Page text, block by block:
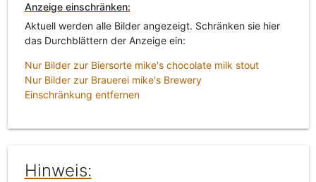
Anzeige einschränken:
Aktuell werden alle Bilder angezeigt. Schränken sie hier
das Durchblättern der Anzeige ein:
Nur Bilder zur Biersorte mike's chocolate milk stout
Nur Bilder zur Brauerei mike's Brewery
Einschränkung entfernen
Hinweis: